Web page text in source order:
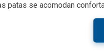
patas se acomodan
superior para abrir
incluida, horizontalmente